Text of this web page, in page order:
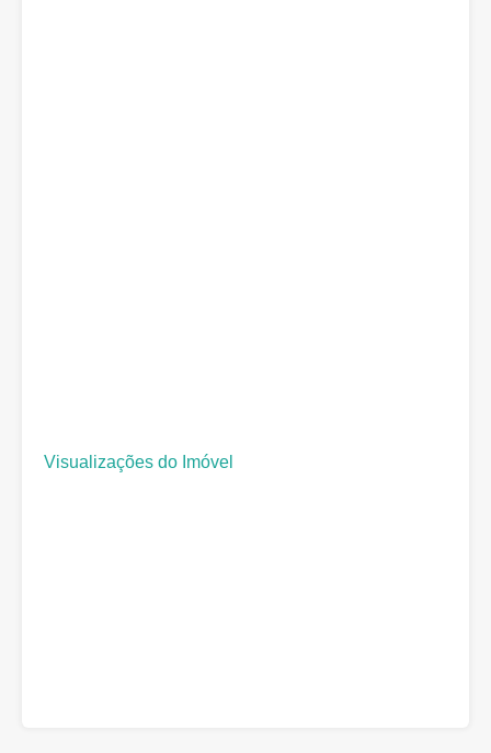
Visualizações do Imóvel